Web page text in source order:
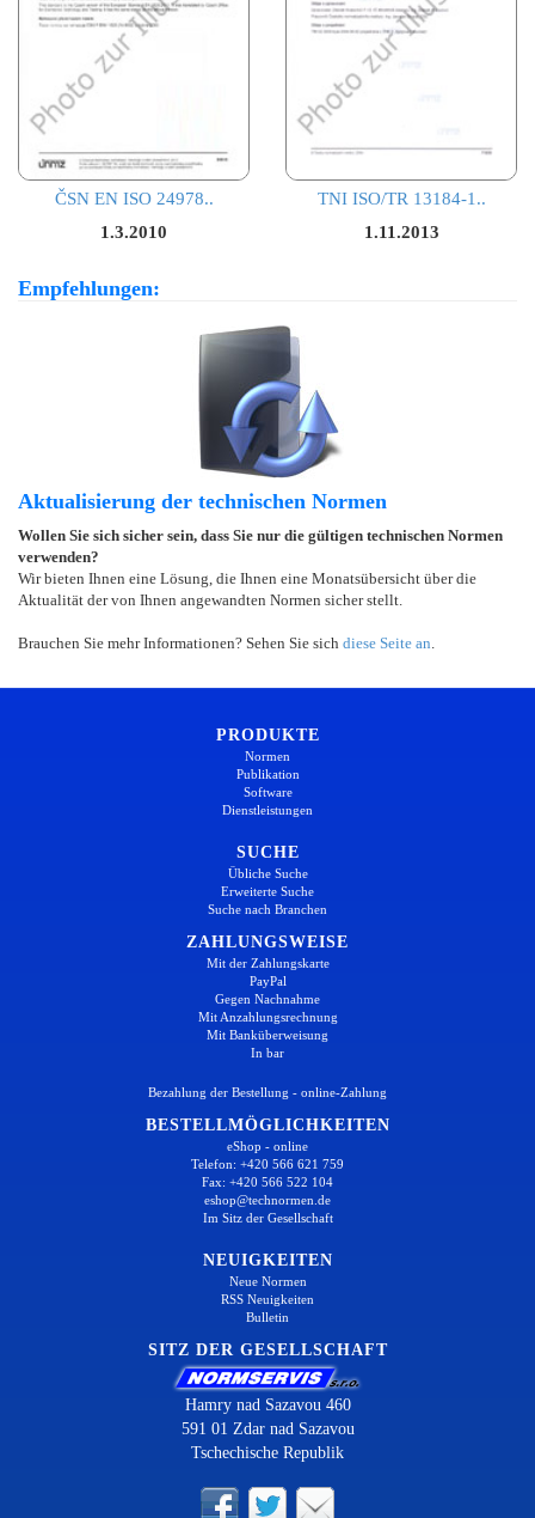
ČSN EN ISO 24978..
1.3.2010
TNI ISO/TR 13184-1..
1.11.2013
Empfehlungen:
Aktualisierung der technischen Normen
Wollen Sie sich sicher sein, dass Sie nur die gültigen technischen Normen
verwenden?
Wir bieten Ihnen eine Lösung, die Ihnen eine Monatsübersicht über die
Aktualität der von Ihnen angewandten Normen sicher stellt.
Brauchen Sie mehr Informationen? Sehen Sie sich diese Seite an
PRODUKTE
Normen
Publikation
Software
Dienstleistungen
SUCHE
Übliche Suche
Erweiterte Suche
Suche nach Branchen
ZAHLUNGSWEISE
Mit der Zahlungskarte
PayPal
Gegen Nachnahme
Mit Anzahlungsrechnung
Mit Banküberweisung
In bar
Bezahlung der Bestellung - online-Zahlung
BESTELLMÖGLICHKEITEN
eShop - online
Telefon: +420 566 621 759
Fax: +420 566 522 104
eshop@technormen.de
Im Sitz der Gesellschaft
NEUIGKEITEN
Neue Normen
RSS Neuigkeiten
Bulletin
SITZ DER GESELLSCHAFT
Hamry nad Sazavou 460
591 01 Zdar nad Sazavou
Tschechische Republik